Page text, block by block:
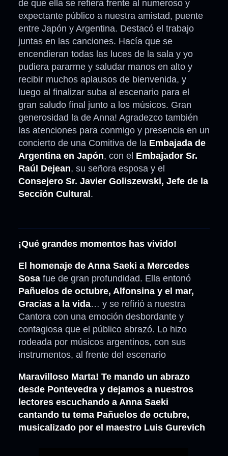
de que ella se refiera frente al numeroso y
expectante público a nuestra amistad, puente
entre Japón y Argentina. Destacó el trabajo
juntas en las canciones. Hacía que se
encendieran todas las luces de la sala y yo
pudiera pararme y saludar manos en alto y
recibir muchos aplausos de bienvenida, y
luego al finalizar suba al escenario para el
gran saludo final junto a los músicos. Gran
generosidad la de Anna! Agradezco también
las atenciones para conmigo y presencia en un
concierto de una Comitiva de la Embajada de
Argentina en Japón, con el Embajador Sr.
Raúl Dejean, su señora esposa y el
Consejero Sr. Javier Goliszewski, Jefe de la
Sección Cultural .
¡Qué grandes momentos has vivido!
El homenaje de Anna Saeki a Mercedes
Sosa fue de gran profundidad. Ella entonó
Pañuelos de octubre, Alfonsina y el mar,
Gracias a la vida… y se refirió a nuestra
Cantora con una emoción desbordante y
contagiosa que el público abrazó. Lo hizo
rodeada por músicos argentinos, con sus
instrumentos, al frente del escenario
Maravilloso Marta! Te mando un abrazo
desde Pontevedra y dejamos a nuestros
lectores escuchando a Anna Saeki
cantando tu tema Pañuelos de octubre,
musicalizado por el maestro Luis Gurevich